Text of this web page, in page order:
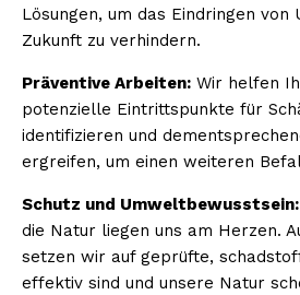
Lösungen, um das Eindringen von
Zukunft zu verhindern.
Präventive Arbeiten: Wir helfen
potenzielle Eintrittspunkte für
identifizieren und
ergreifen, um einen weiteren
Schutz und Umweltbewusstsein:
die Natur liegen uns am Herzen.
setzen wir auf geprüfte,
effektiv sind und unsere Natur